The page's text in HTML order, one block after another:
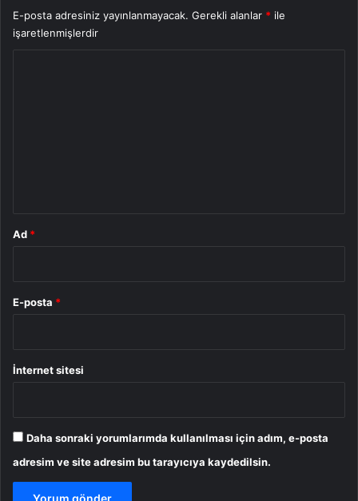
E-posta adresiniz yayınlanmayacak. Gerekli alanlar * ile
işaretlenmişlerdir
Ad *
E-posta *
İnternet sitesi
Daha sonraki yorumlarımda kullanılması için adım, e-posta
adresim ve site adresim bu tarayıcıya kaydedilsin.